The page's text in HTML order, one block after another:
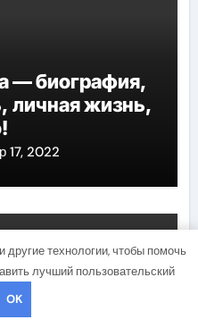
— биография,
личная жизнь,
17, 2022
технологии, чтобы помочь
лучший пользовательский
OK